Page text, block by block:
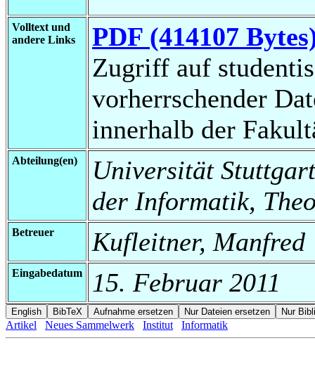
Volltext und
andere Links
PDF (414107
Zugriff auf
vorherrschender
innerhalb der
Abteilung(en)
Universität
der Informatik,
Betreuer Kufleitner, Manfred
Eingabedatum 15. Februar 2011
Artikel Neues Sammelwerk Institut Informatik